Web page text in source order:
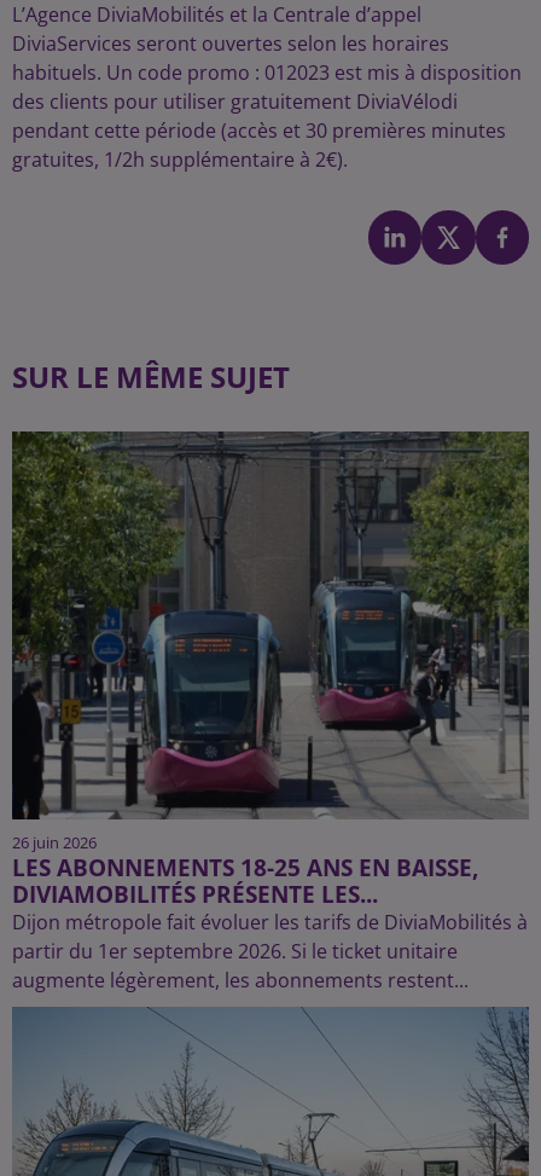
L’Agence DiviaMobilités et la Centrale d’appel
DiviaServices seront ouvertes selon les horaires
habituels. Un code promo : 012023 est mis à disposition
des clients pour utiliser gratuitement DiviaVélodi
pendant cette période (accès et 30 premières minutes
gratuites, 1/2h supplémentaire à 2€).
SUR LE MÊME SUJET
26 juin 2026
LES ABONNEMENTS 18-25 ANS EN BAISSE,
DIVIAMOBILITÉS PRÉSENTE LES...
Dijon métropole fait évoluer les tarifs de DiviaMobilités à
partir du 1er septembre 2026. Si le ticket unitaire
augmente légèrement, les abonnements restent...